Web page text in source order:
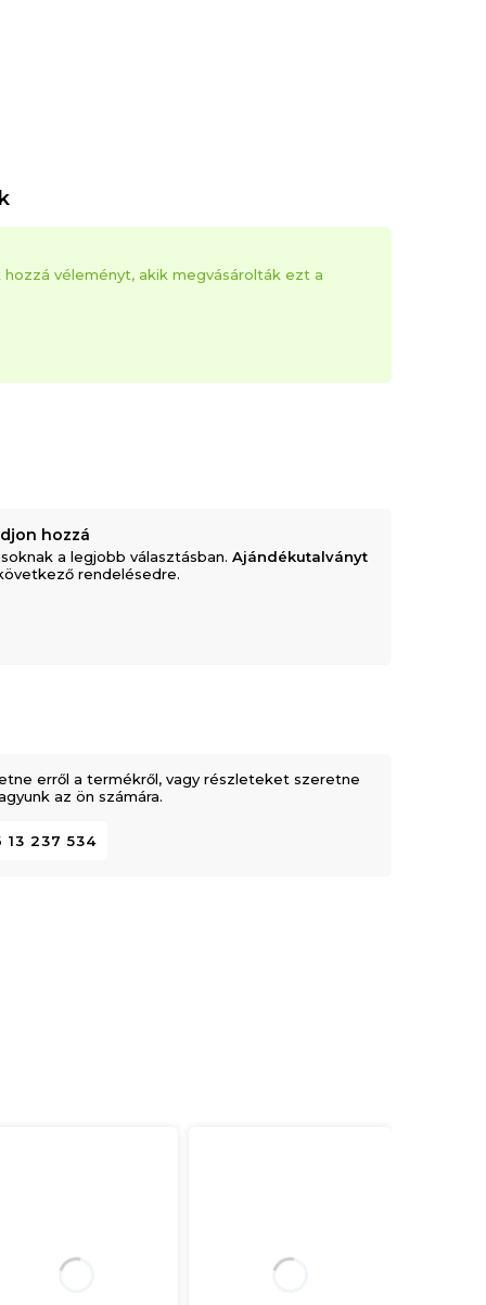
hozzá véleményt, akik megvásárolták ezt a
hozzá
a legjobb választásban.Ajándékutalványt
rendelésedre.
erről a termékről, vagy részleteket szeretne
az ön számára.
13 237 534